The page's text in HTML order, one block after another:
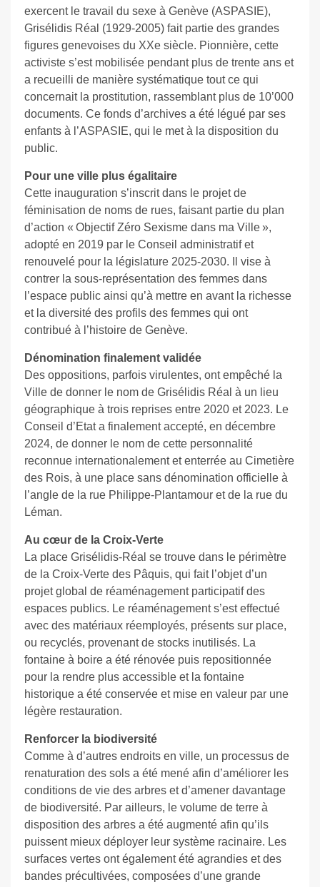
exercent le travail du sexe à Genève (ASPASIE),
Grisélidis Réal (1929-2005) fait partie des grandes
figures genevoises du XXe siècle. Pionnière, cette
activiste s’est mobilisée pendant plus de trente ans et
a recueilli de manière systématique tout ce qui
concernait la prostitution, rassemblant plus de 10’000
documents. Ce fonds d’archives a été légué par ses
enfants à l’ASPASIE, qui le met à la disposition du
public.
Pour une ville plus égalitaire
Cette inauguration s’inscrit dans le projet de
féminisation de noms de rues, faisant partie du plan
d’action « Objectif Zéro Sexisme dans ma Ville »,
adopté en 2019 par le Conseil administratif et
renouvelé pour la législature 2025-2030. Il vise à
contrer la sous-représentation des femmes dans
l’espace public ainsi qu’à mettre en avant la richesse
et la diversité des profils des femmes qui ont
contribué à l’histoire de Genève.
Dénomination finalement validée
Des oppositions, parfois virulentes, ont empêché la
Ville de donner le nom de Grisélidis Réal à un lieu
géographique à trois reprises entre 2020 et 2023. Le
Conseil d’Etat a finalement accepté, en décembre
2024, de donner le nom de cette personnalité
reconnue internationalement et enterrée au Cimetière
des Rois, à une place sans dénomination officielle à
l’angle de la rue Philippe-Plantamour et de la rue du
Léman.
Au cœur de la Croix-Verte
La place Grisélidis-Réal se trouve dans le périmètre
de la Croix-Verte des Pâquis, qui fait l’objet d’un
projet global de réaménagement participatif des
espaces publics. Le réaménagement s’est effectué
avec des matériaux réemployés, présents sur place,
ou recyclés, provenant de stocks inutilisés. La
fontaine à boire a été rénovée puis repositionnée
pour la rendre plus accessible et la fontaine
historique a été conservée et mise en valeur par une
légère restauration.
Renforcer la biodiversité
Comme à d’autres endroits en ville, un processus de
renaturation des sols a été mené afin d’améliorer les
conditions de vie des arbres et d’amener davantage
de biodiversité. Par ailleurs, le volume de terre à
disposition des arbres a été augmenté afin qu’ils
puissent mieux déployer leur système racinaire. Les
surfaces vertes ont également été agrandies et des
bandes précultivées, composées d’une grande